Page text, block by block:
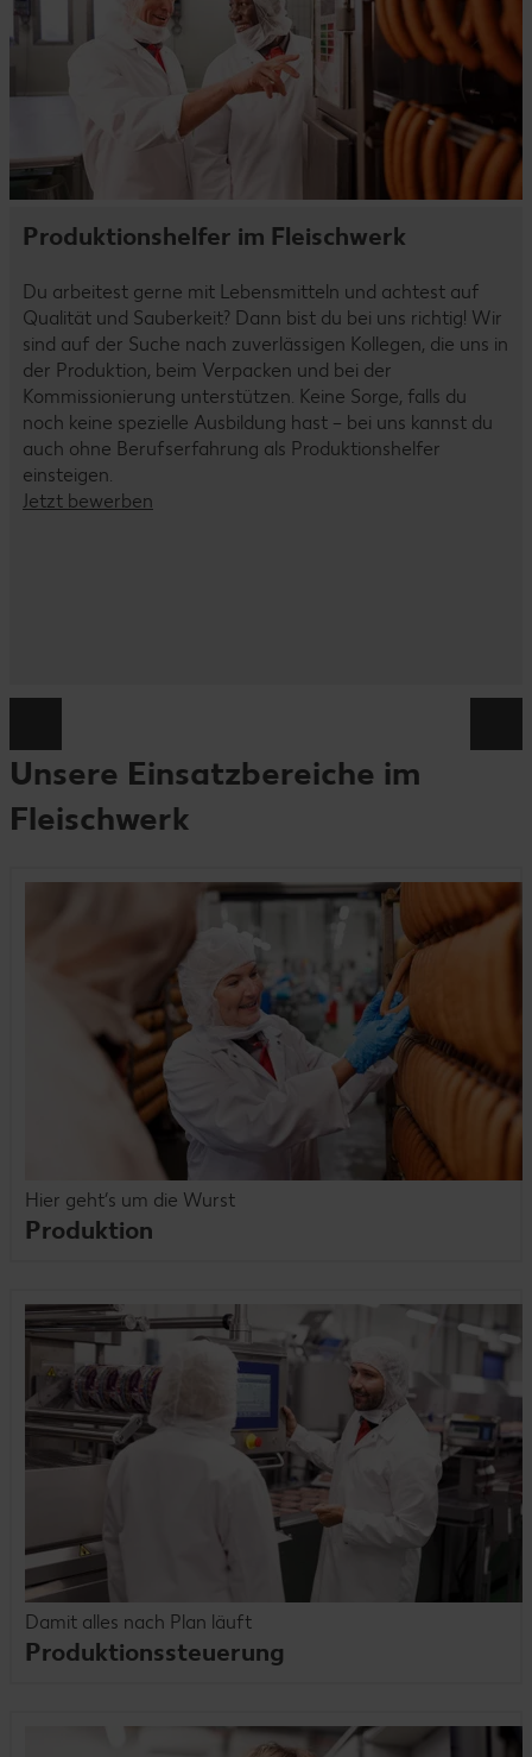
Produktionshelfer im Fleischwerk
Du arbeitest gerne mit Lebensmitteln und achtest auf
Qualität und Sauberkeit? Dann bist du bei uns richtig! Wir
sind auf der Suche nach zuverlässigen Kollegen, die uns in
der Produktion, beim Verpacken und bei der
Kommissionierung unterstützen. Keine Sorge, falls du
noch keine spezielle Ausbildung hast – bei uns kannst du
auch ohne Berufserfahrung als Produktionshelfer
einsteigen.
Jetzt bewerben
Unsere Einsatzbereiche im
Fleischwerk
Hier geht’s um die Wurst
Produktion
Damit alles nach Plan läuft
Produktionssteuerung